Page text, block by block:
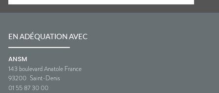
EN ADÉQUATION AVEC
ANSM
143 boulevard Anatole France
93200 Saint-Denis
01 55 87 30 00